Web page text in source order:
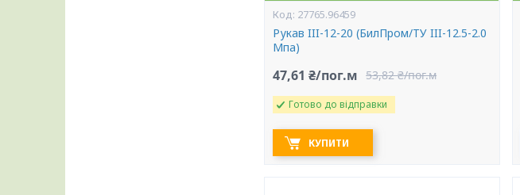
27765.96459
Рукав III-12-20 (БилПром/ТУ III-12.5-2.0
Мпа)
47,61 ₴/пог.м 53,82 ₴/пог.м
Готово до відправки
КУПИТИ